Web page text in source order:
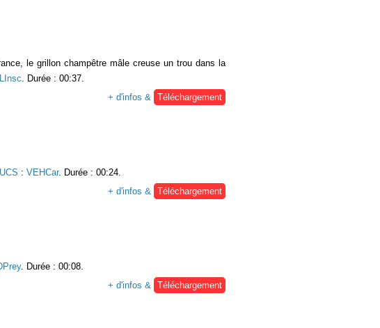
le grillon champêtre mâle creuse un trou dans la
. Durée : 00:37.
+ d'infos & Téléchargement
: VEHCar. Durée : 00:24.
+ d'infos & Téléchargement
. Durée : 00:08.
+ d'infos &
Téléchargement